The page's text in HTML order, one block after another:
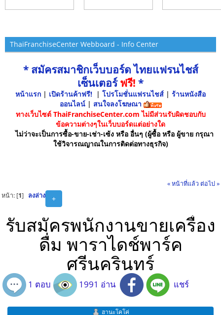
ThaiFranchiseCenter Webboard - Info Center
* สมัครสมาชิกเว็บบอร์ด ไทยแฟรนไชส์
เซ็นเตอร์ฟรี! *
หน้าแรก | เปิดร้านค้าฟรี! | โปรโมชั่นแฟรนไชส์ | ร้านหนังสือ
ออนไลน์ | สนใจลงโฆษณา
ทางเว็บไซต์ ThaiFranchiseCenter.com ไม่มีส่วนรับผิดชอบกับ
ข้อความต่างๆในเว็บบอร์ดแต่อย่างใด
ไม่ว่าจะเป็นการซื้อ-ขาย-เช่า-เซ้ง หรือ อื่นๆ (ผู้ซื้อ หรือ ผู้ขาย กรุณา
ใช้วิจารณญาณในการติดต่อทางธุรกิจ)
« หน้าที่แล้ว ต่อไป »
+
หน้า: [1] ลงล่าง
รับสมัครพนักงานขายเครื่อง
ดื่ม พาราไดช์พาร์ค
ศรีนครินทร์
1 ตอบ 1991 อ่าน แชร์
ฮานะโคโค่